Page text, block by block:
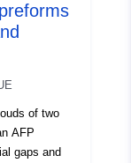
of two
AFP
gaps and